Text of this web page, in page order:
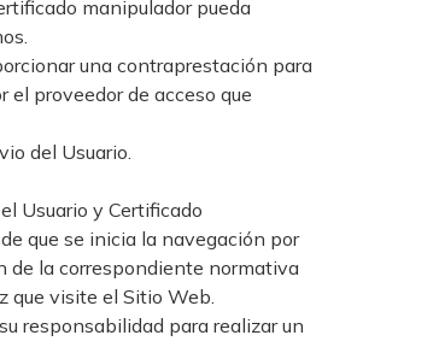
manipulador pueda
una contraprestación para
proveedor de acceso que
del Usuario.
Usuario y Certificado
que se inicia la navegación por
de la correspondiente normativa
que visite el Sitio Web.
responsabilidad para realizar un